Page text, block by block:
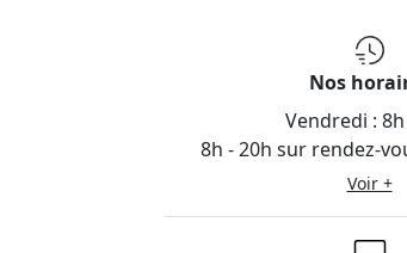
Nos
Vendredi :
8h - 20h sur rendez-
Voir +